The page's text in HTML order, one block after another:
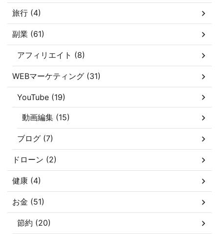
旅行 (4)
副業 (61)
アフィリエイト (8)
WEBマーケティング (31)
YouTube (19)
動画編集 (15)
ブログ (7)
ドローン (2)
健康 (4)
お金 (51)
節約 (20)